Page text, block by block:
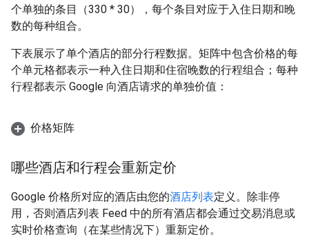
个单独的条目（330 * 30），每个条目对应于入住日期和晚
数的每种组合。
下表展示了单个酒店的部分行程数据。矩阵中包含价格的每
个单元格都表示一种入住日期和住宿晚数的行程组合；每种
行程都表示 Google 向酒店请求的单独价值：
价格矩阵
哪些酒店和行程会重新定价
Google 价格所对应的酒店由您的酒店列表定义。除非停
用，否则酒店列表 Feed 中的所有酒店都会通过交易消息或
实时价格查询（在某些情况下）重新定价。